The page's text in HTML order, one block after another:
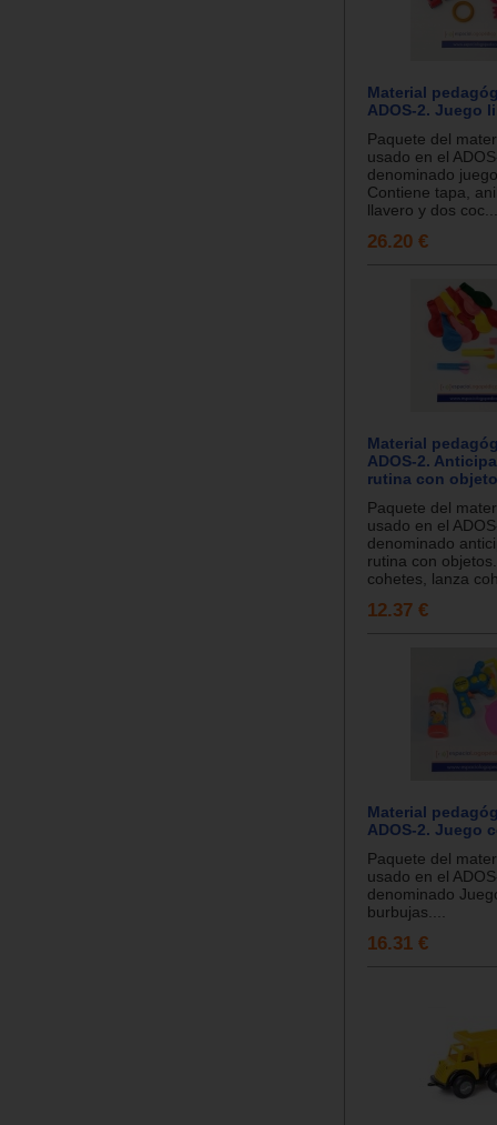
Material
ADOS-2. Juego
Paquete del
usado en el
denominado
Contiene tapa,
llavero y dos coc...
26.20 €
Material
ADOS-2.
rutina con
Paquete del
usado en el
denominado
rutina con
cohetes, lanza
12.37 €
Material
ADOS-2. Juego
Paquete del
usado en el
denominado
burbujas....
16.31 €